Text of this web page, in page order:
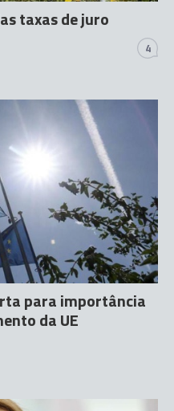
taxas de juro
4
para importância
da UE